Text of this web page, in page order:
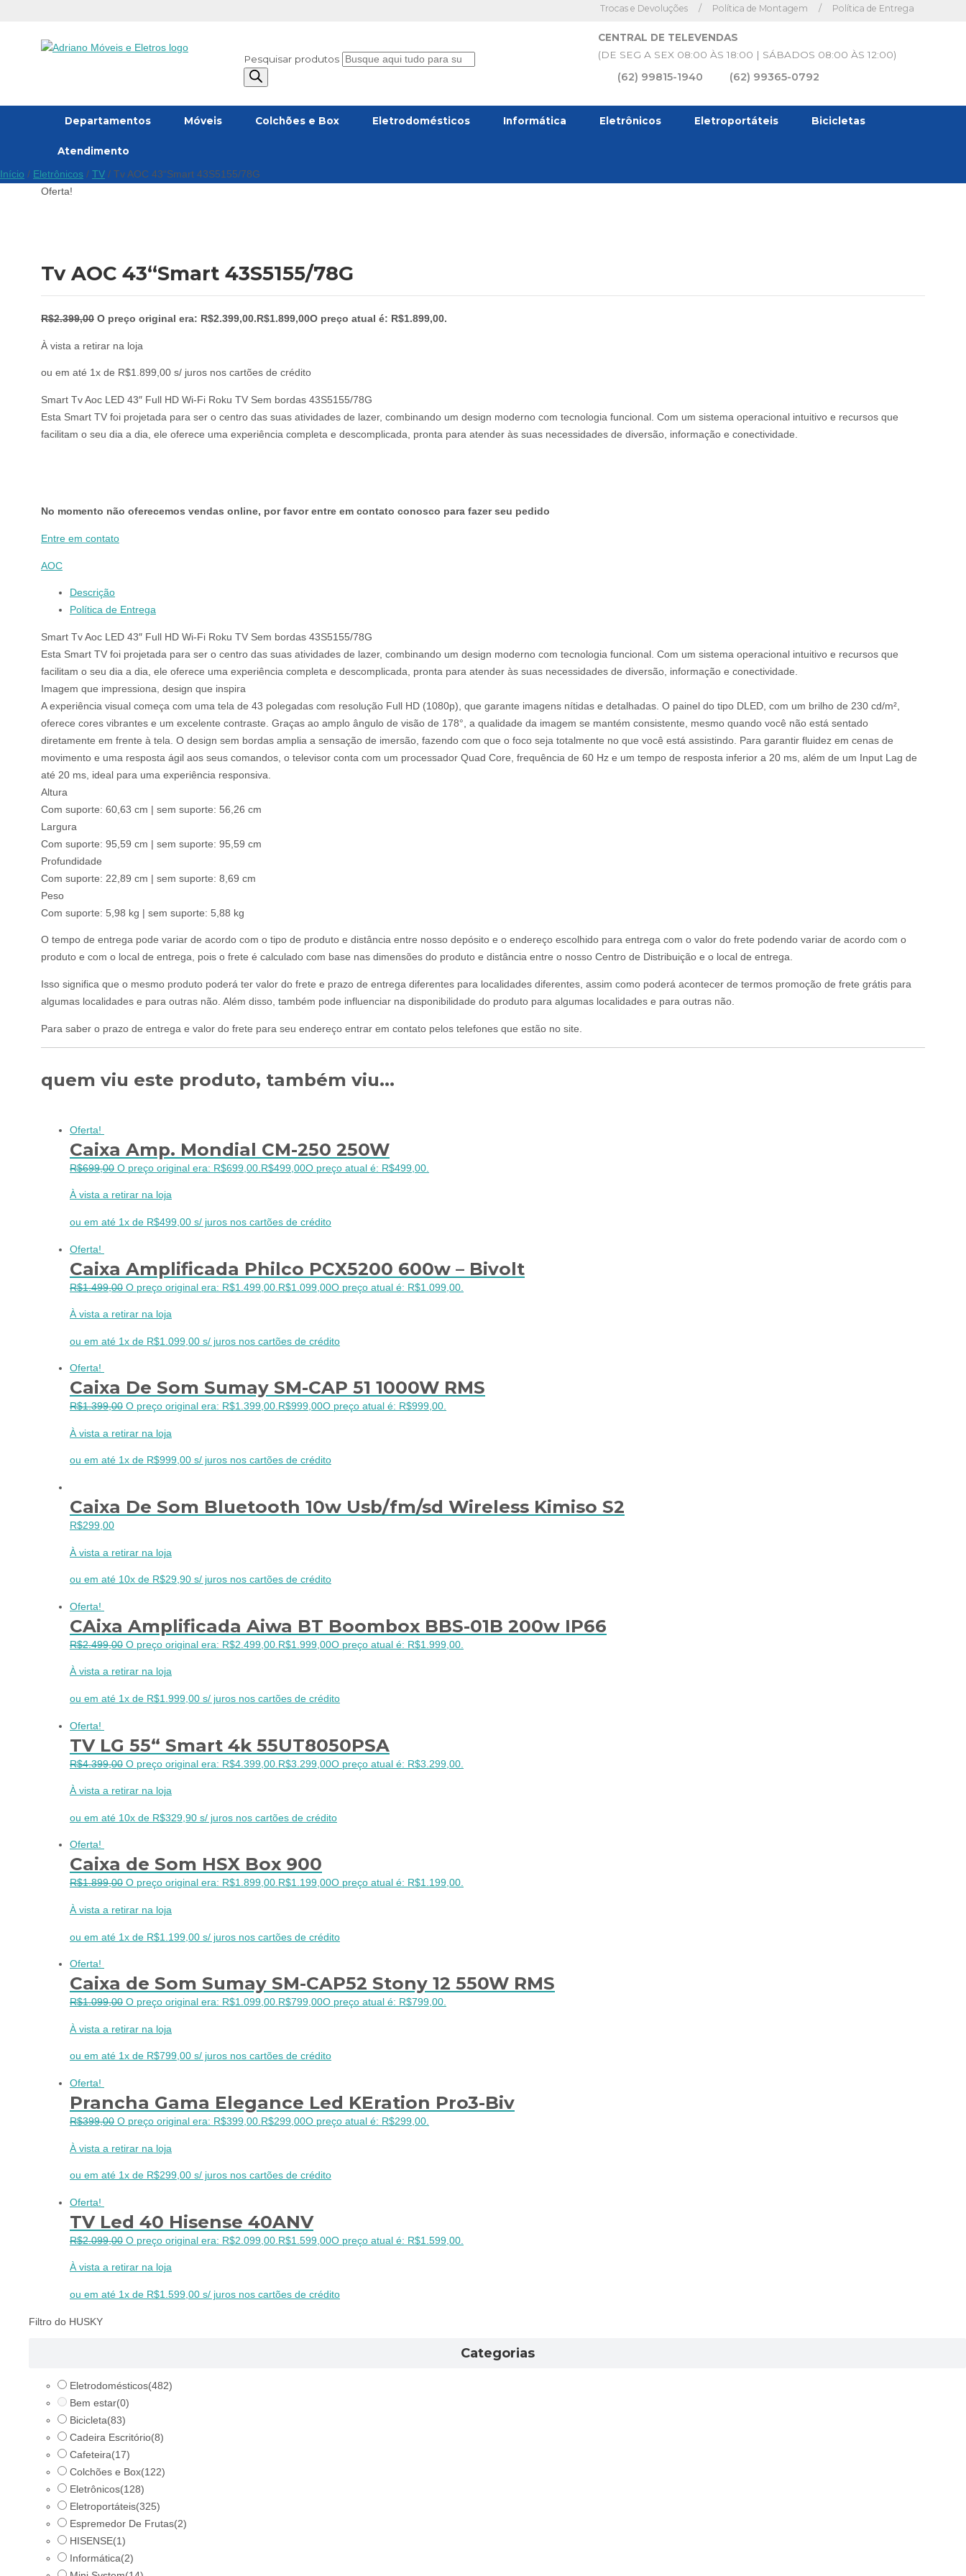
Política de Entrega
/
Política de Montagem
/
Trocas e Devoluções
CENTRAL DE TELEVENDAS
(DE SEG A SEX 08:00 ÀS 18:00 | SÁBADOS 08:00 ÀS 12:00)
(62) 99815-1940 (62) 99365-0792
Pesquisar produtos
Departamentos Móveis Colchões e Box Eletrodomésticos Informática Eletrônicos Eletroportáteis Bicicletas
Atendimento
Início / Eletrônicos / TV / Tv AOC 43“Smart 43S5155/78G
Oferta!
Tv AOC 43“Smart 43S5155/78G
R$2.399,00 O preço original era: R$2.399,00. R$1.899,00O preço atual é: R$1.899,00.
À vista a retirar na loja
ou em até 1x de R$1.899,00 s/ juros nos cartões de crédito
Smart Tv Aoc LED 43″ Full HD Wi-Fi Roku TV Sem bordas 43S5155/78G
Esta Smart TV foi projetada para ser o centro das suas atividades de lazer, combinando um design moderno com tecnologia funcional. Com um sistema operacional intuitivo e recursos que
facilitam o seu dia a dia, ele oferece uma experiência completa e descomplicada, pronta para atender às suas necessidades de diversão, informação e conectividade.
No momento não oferecemos vendas online, por favor entre em contato conosco para fazer seu pedido
Entre em contato
AOC
Descrição
Política de Entrega
Smart Tv Aoc LED 43″ Full HD Wi-Fi Roku TV Sem bordas 43S5155/78G
Esta Smart TV foi projetada para ser o centro das suas atividades de lazer, combinando um design moderno com tecnologia funcional. Com um sistema operacional intuitivo e recursos que
facilitam o seu dia a dia, ele oferece uma experiência completa e descomplicada, pronta para atender às suas necessidades de diversão, informação e conectividade.
Imagem que impressiona, design que inspira
A experiência visual começa com uma tela de 43 polegadas com resolução Full HD (1080p), que garante imagens nítidas e detalhadas. O painel do tipo DLED, com um brilho de 230 cd/m²,
oferece cores vibrantes e um excelente contraste. Graças ao amplo ângulo de visão de 178°, a qualidade da imagem se mantém consistente, mesmo quando você não está sentado
diretamente em frente à tela. O design sem bordas amplia a sensação de imersão, fazendo com que o foco seja totalmente no que você está assistindo. Para garantir fluidez em cenas de
movimento e uma resposta ágil aos seus comandos, o televisor conta com um processador Quad Core, frequência de 60 Hz e um tempo de resposta inferior a 20 ms, além de um Input Lag de
até 20 ms, ideal para uma experiência responsiva.
Altura
Com suporte: 60,63 cm | sem suporte: 56,26 cm
Largura
Com suporte: 95,59 cm | sem suporte: 95,59 cm
Profundidade
Com suporte: 22,89 cm | sem suporte: 8,69 cm
Peso
Com suporte: 5,98 kg | sem suporte: 5,88 kg
O tempo de entrega pode variar de acordo com o tipo de produto e distância entre nosso depósito e o endereço escolhido para entrega com o valor do frete podendo variar de acordo com o
produto e com o local de entrega, pois o frete é calculado com base nas dimensões do produto e distância entre o nosso Centro de Distribuição e o local de entrega.
Isso significa que o mesmo produto poderá ter valor do frete e prazo de entrega diferentes para localidades diferentes, assim como poderá acontecer de termos promoção de frete grátis para
algumas localidades e para outras não. Além disso, também pode influenciar na disponibilidade do produto para algumas localidades e para outras não.
Para saber o prazo de entrega e valor do frete para seu endereço entrar em contato pelos telefones que estão no site.
quem viu este produto, também viu...
Oferta!
Caixa Amp. Mondial CM-250 250W
R$699,00 O preço original era: R$699,00. R$499,00O preço atual é: R$499,00.
À vista a retirar na loja
ou em até 1x de R$499,00 s/ juros nos cartões de crédito
Oferta!
Caixa Amplificada Philco PCX5200 600w – Bivolt
R$1.499,00 O preço original era: R$1.499,00. R$1.099,00O preço atual é: R$1.099,00.
À vista a retirar na loja
ou em até 1x de R$1.099,00 s/ juros nos cartões de crédito
Oferta!
Caixa De Som Sumay SM-CAP 51 1000W RMS
R$1.399,00 O preço original era: R$1.399,00. R$999,00O preço atual é: R$999,00.
À vista a retirar na loja
ou em até 1x de R$999,00 s/ juros nos cartões de crédito
Caixa De Som Bluetooth 10w Usb/fm/sd Wireless Kimiso S2
R$299,00
À vista a retirar na loja
ou em até 10x de R$29,90 s/ juros nos cartões de crédito
Oferta!
CAixa Amplificada Aiwa BT Boombox BBS-01B 200w IP66
R$2.499,00 O preço original era: R$2.499,00. R$1.999,00O preço atual é: R$1.999,00.
À vista a retirar na loja
ou em até 1x de R$1.999,00 s/ juros nos cartões de crédito
Oferta!
TV LG 55“ Smart 4k 55UT8050PSA
R$4.399,00 O preço original era: R$4.399,00. R$3.299,00O preço atual é: R$3.299,00.
À vista a retirar na loja
ou em até 10x de R$329,90 s/ juros nos cartões de crédito
Oferta!
Caixa de Som HSX Box 900
R$1.899,00 O preço original era: R$1.899,00. R$1.199,00O preço atual é: R$1.199,00.
À vista a retirar na loja
ou em até 1x de R$1.199,00 s/ juros nos cartões de crédito
Oferta!
Caixa de Som Sumay SM-CAP52 Stony 12 550W RMS
R$1.099,00 O preço original era: R$1.099,00. R$799,00O preço atual é: R$799,00.
À vista a retirar na loja
ou em até 1x de R$799,00 s/ juros nos cartões de crédito
Oferta!
Prancha Gama Elegance Led KEration Pro3-Biv
R$399,00 O preço original era: R$399,00. R$299,00O preço atual é: R$299,00.
À vista a retirar na loja
ou em até 1x de R$299,00 s/ juros nos cartões de crédito
Oferta!
TV Led 40 Hisense 40ANV
R$2.099,00 O preço original era: R$2.099,00. R$1.599,00O preço atual é: R$1.599,00.
À vista a retirar na loja
ou em até 1x de R$1.599,00 s/ juros nos cartões de crédito
Filtro do HUSKY
Categorias
Eletrodomésticos(482)
Bem estar(0)
Bicicleta(83)
Cadeira Escritório(8)
Cafeteira(17)
Colchões e Box(122)
Eletrônicos(128)
Eletroportáteis(325)
Espremedor De Frutas(2)
HISENSE(1)
Informática(2)